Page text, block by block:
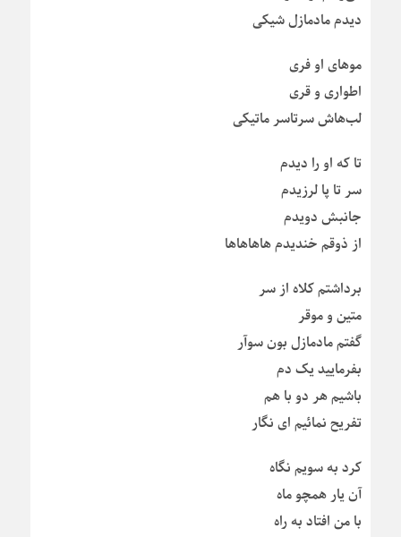
دیدم مادمازل شیکی
موهای او فری
اطواری و قری
لب‌هاش سرتاسر ماتیکی
تا که او را دیدم
سر تا پا لرزیدم
جانبش دویدم
از ذوقم خندیدم هاهاهاها
برداشتم کلاه از سر
متین و موقر
گفتم مادمازل بون سوآر
بفرمایید یک دم
باشیم هر دو با هم
تفریح نمائیم ای نگار
کرد به سویم نگاه
آن یار همچو ماه
با من افتاد به راه